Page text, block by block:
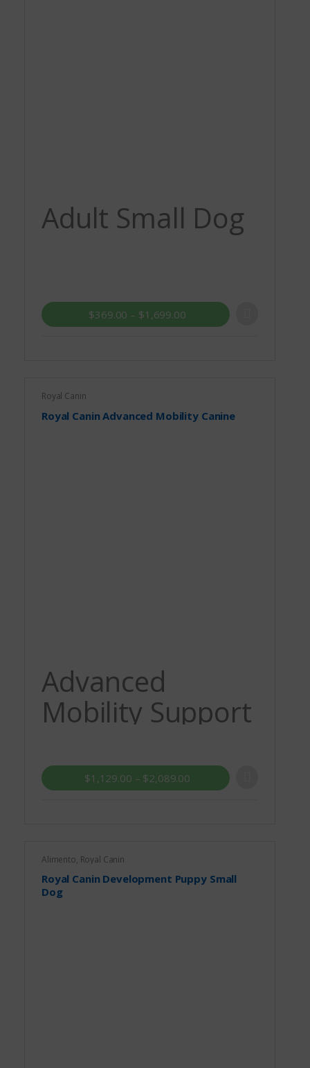
Adult Small Dog
$369.00 – $1,699.00
Royal Canin
Royal Canin Advanced Mobility Canine
Advanced
Mobility Support
$1,129.00 – $2,089.00
Alimento, Royal Canin
Royal Canin Development Puppy Small
Dog